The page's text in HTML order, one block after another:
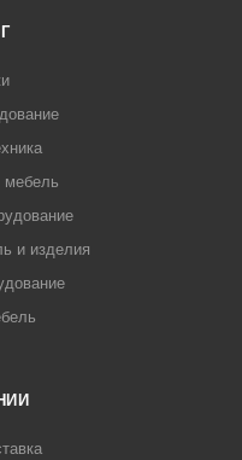
мебель
и изделия